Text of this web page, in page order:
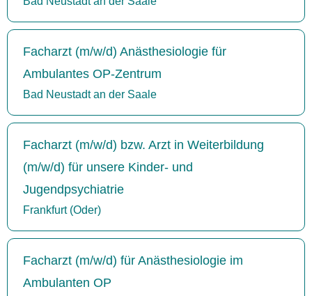
Facharzt (m/w/d) Anästhesiologie für
Ambulantes OP-Zentrum
Bad Neustadt an der Saale
Facharzt (m/w/d) bzw. Arzt in Weiterbildung
(m/w/d) für unsere Kinder- und
Jugendpsychiatrie
Frankfurt (Oder)
Facharzt (m/w/d) für Anästhesiologie im
Ambulanten OP